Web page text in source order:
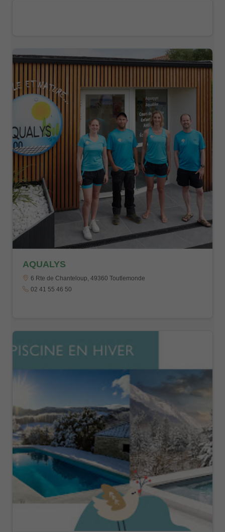
AQUALYS
6 Rte de Chanteloup, 49360 Toutlemonde
02 41 55 46 50